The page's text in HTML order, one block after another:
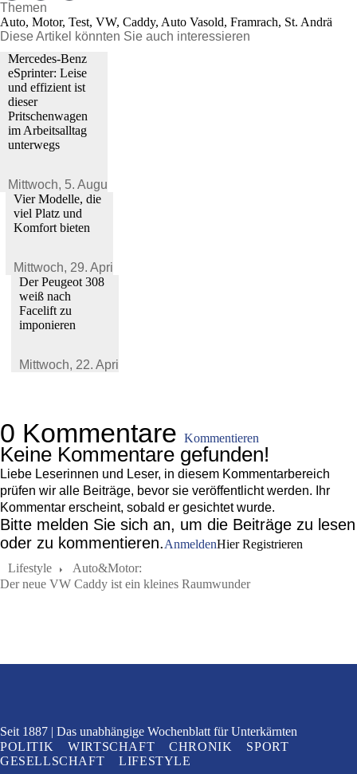
Themen
Auto, Motor, Test, VW, Caddy, Auto Vasold, Framrach, St. Andrä
Diese Artikel könnten Sie auch interessieren
Mercedes-Benz
eSprinter: Leise
und effizient ist
dieser
Pritschenwagen
im Arbeitsalltag
unterwegs
Mittwoch, 5. August 2026
Vier Modelle, die
viel Platz und
Komfort bieten
Mittwoch, 29. April 2026
Der Peugeot 308
weiß nach
Facelift zu
imponieren
Mittwoch, 22. April 2026
0 Kommentare Kommentieren
Keine Kommentare gefunden!
Liebe Leserinnen und Leser, in diesem Kommentarbereich
prüfen wir alle Beiträge, bevor sie veröffentlicht werden. Ihr
Kommentar erscheint, sobald er gesichtet wurde.
Bitte melden Sie sich an, um die Beiträge zu lesen
oder zu kommentieren.AnmeldenHier Registrieren
Lifestyle
Auto&Motor:
Der neue VW Caddy ist ein kleines Raumwunder
Seit 1887 Das unabhängige Wochenblatt für Unterkärnten
POLITIK
WIRTSCHAFT CHRONIK
SPORT
GESELLSCHAFT
LIFESTYLE